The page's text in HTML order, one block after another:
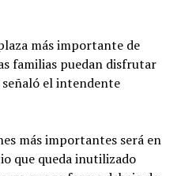
más importante de
familias puedan disfrutar
señaló el intendente
más importantes será en
que queda inutilizado